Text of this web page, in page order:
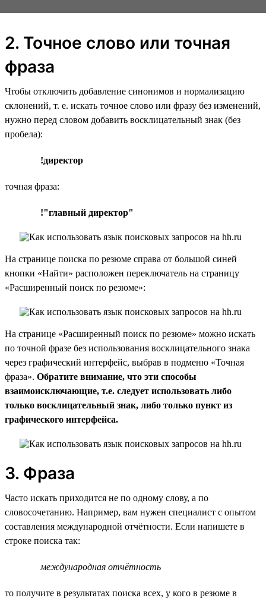
2. Точное слово или точная
фраза
Чтобы отключить добавление синонимов и нормализацию
склонений, т. е. искать точное слово или фразу без изменений,
нужно перед словом добавить восклицательный знак (без
пробела):
!директор
точная фраза:
!"главный директор"
На странице поиска по резюме справа от большой синей
кнопки «Найти» расположен переключатель на страницу
«Расширенный поиск по резюме»:
На странице «Расширенный поиск по резюме» можно искать
по точной фразе без использования восклицательного знака
через графический интерфейс, выбрав в подменю «Точная
фраза». Обратите внимание, что эти способы
взаимоисключающие, т.е. следует использовать либо
только восклицательный знак, либо только пункт из
графического интерфейса.
3. Фраза
Часто искать приходится не по одному слову, а по
словосочетанию. Например, вам нужен специалист с опытом
составления международной отчётности. Если напишете в
строке поиска так:
международная отчётность
то получите в результатах поиска всех, у кого в резюме в